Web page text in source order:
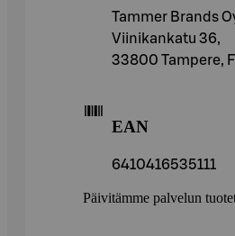
Tammer Brands
Viinikankatu 36,
33800 Tampere,
EAN
6410416535111
Päivitämme palvelun